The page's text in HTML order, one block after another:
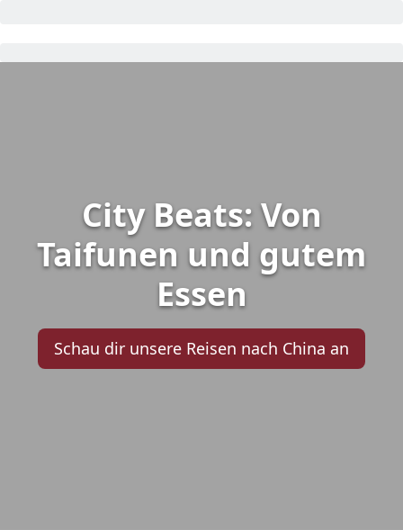
City Beats: Von
Taifunen und gutem
Essen
Schau dir unsere Reisen nach China an